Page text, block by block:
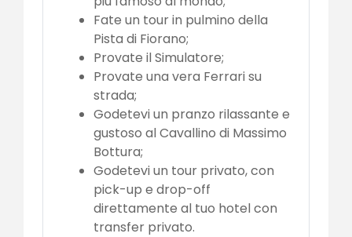
Fate un tour in pulmino della
Pista di Fiorano;
Provate il Simulatore;
Provate una vera Ferrari su
strada;
Godetevi un pranzo rilassante e
gustoso al Cavallino di Massimo
Bottura;
Godetevi un tour privato, con
pick-up e drop-off
direttamente al tuo hotel con
transfer privato.